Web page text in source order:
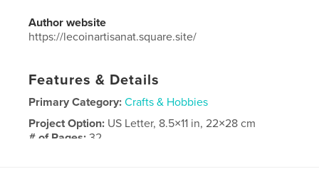
Author website
https://lecoinartisanat.square.site/
Features & Details
Primary Category: Crafts & Hobbies
Project Option: US Letter, 8.5×11 in, 22×28 cm
# of Pages:32